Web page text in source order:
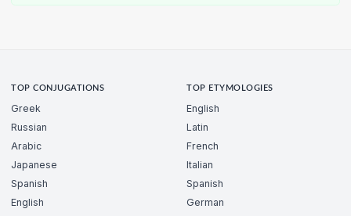
TOP CONJUGATIONS
Greek
Russian
Arabic
Japanese
Spanish
English
TOP ETYMOLOGIES
English
Latin
French
Italian
Spanish
German